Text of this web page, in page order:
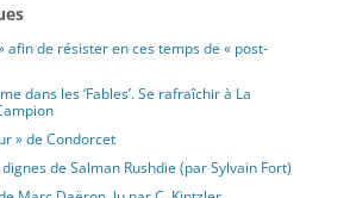
afin de résister en ces temps de « post-
dans les ‘Fables’. Se rafraîchir à La
» de Condorcet
de Salman Rushdie (par Sylvain Fort)